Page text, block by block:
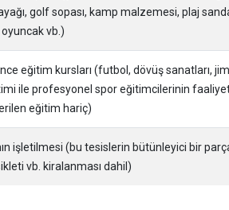
golf sopası, kamp malzemesi, plaj
vb.)
eğitim kursları (futbol, dövüş sanatları,
ile profesyonel spor eğitimcilerinin
eğitim hariç)
işletilmesi (bu tesislerin bütünleyici bir
vb. kiralanması dahil)